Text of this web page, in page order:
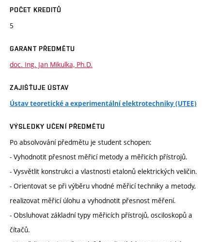
POČET KREDITŮ
5
GARANT PŘEDMĚTU
doc. Ing. Jan Mikulka, Ph.D.
ZAJIŠŤUJE ÚSTAV
Ústav teoretické a experimentální elektrotechniky (UTEE)
VÝSLEDKY UČENÍ PŘEDMĚTU
Po absolvování předmětu je student schopen:
- Vyhodnotit přesnost měřicí metody a měřicích přístrojů.
- Vysvětlit konstrukci a vlastnosti etalonů elektrických veličin.
- Orientovat se při výběru vhodné měřicí techniky a metody,
realizovat měřicí úlohu a vyhodnotit přesnost měření.
- Obsluhovat základní typy měřicích přístrojů, osciloskopů a
čítačů.